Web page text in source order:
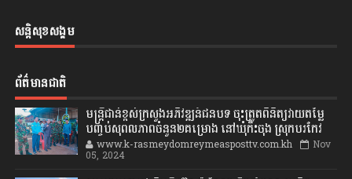
សន្តិសុខសង្គម
ព័ត៌មានជាតិ
មន្ត្រីជាន់ខ្ពស់ក្រសួងអភិវឌ្ឍន៍ជនបទ ចុះត្រួតពិនិត្យវាយតម្លៃ
បញ្ចប់សុពលភាពចំនួន២គម្រោង នៅឃុំកិះចុង ស្រុកបរកែវ
www.k-rasmeydomreymeasposttv.com.kh Nov
05, 2024